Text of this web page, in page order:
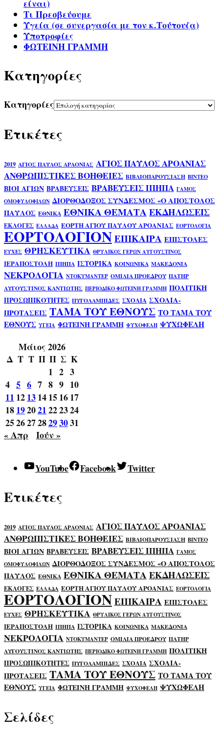
είναι)
Τι Πρεσβεύουμε
Υγεία (σε συνεργασία με τον κ.Τούτουζα)
Υποτροφίες
ΦΩΤΕΙΝΗ ΓΡΑΜΜΗ
Kατηγορίες
Kατηγορίες
Ετικέτες
2019 ΑΓΙΟΣ ΠΑΥΛΟΣ ΑΡΑΟΝΙΑΣ ΑΓΙΟΣ ΠΑΥΛΟΣ ΑΡΟΑΝΙΑΣ
ΑΝΘΡΩΠΙΣΤΙΚΕΣ ΒΟΗΘΕΙΕΣ ΒΙΒΛΙΟΠΑΡΟΥΣΙΑΣΗ ΒΙΝΤΕΟ
ΒΙΟΙ ΑΓΙΩΝ ΒΡΑΒΕΥΣΕΙΣ ΒΡΑΒΕΥΣΕΙΣ ΙΠΗΠΑ ΓΑΜΟΣ
ΟΜΟΦΥΛΟΦΙΛΩΝ ΔΙΟΡΘΟΔΟΞΟΣ ΣΥΝΔΕΣΜΟΣ «Ο ΑΠΟΣΤΟΛΟΣ
ΠΑΥΛΟΣ ΕΘΝΙΚΑ ΕΘΝΙΚΑ ΘΕΜΑΤΑΕΚΔΗΛΩΣΕΙΣ
ΕΚΛΟΓΕΣ ΕΛΛΑΔΑ ΕΟΡΤΗ ΑΓΙΟΥ ΠΑΥΛΟΥ ΑΡΟΑΝΙΑΣ ΕΟΡΤΟΛΟΓΙΑ
ΕΟΡΤΟΛΟΓΙΟΝΕΠΙΚΑΙΡΑ ΕΠΙΣΤΟΛΕΣ
ΕΥΧΕΣ ΘΡΗΣΚΕΥΤΙΚΑ ΘΡΥΛΙΚΟΣ ΓΕΡΩΝ ΑΥΓΟΥΣΤΙΝΟΣ
ΙΕΡΑΠΟΣΤΟΛΗ ΙΠΗΠΑ ΙΣΤΟΡΙΚΑ ΚΟΙΝΩΝΙΚΑ ΜΑΚΕΔΟΝΙΑ
ΝΕΚΡΟΛΟΓΙΑ ΝΤΟΚΥΜΑΝΤΕΡ ΟΜΙΛΙΑ ΠΡΟΕΔΡΟΥ ΠΑΤΗΡ
ΑΥΓΟΥΣΤΙΝΟΣ ΚΑΝΤΙΩΤΗΣ ΠΕΡΙΟΔΙΚΟ ΦΩΤΕΙΝΗ ΓΡΑΜΜΗ ΠΟΛΙΤΙΚΗ
ΠΡΟΣΩΠΙΚΟΤΗΤΕΣ ΠΥΓΟΛΑΜΠΙΔΕΣ ΣΧΟΛΙΑ ΣΧΟΛΙΑ-
ΠΡΟΤΑΣΕΙΣ ΤΑΜΑ ΤΟΥ ΕΘΝΟΥΣ ΤΟ ΤΑΜΑ ΤΟΥ
ΕΘΝΟΥΣ ΥΓΕΙΑ ΦΩΤΕΙΝΗ ΓΡΑΜΜΗ ΨΥΧΟΦΕΛΗ ΨΥΧΩΦΕΛΗ
Μάιος 2026
Δ Τ Τ Π Π Σ Κ
1 2 3
4 5 6 7 8 9 10
11 121314151617
18192021222324
25262728293031
« Απρ
Ιούν »
YouTube Facebook Twitter
Ετικέτες
2019 ΑΓΙΟΣ ΠΑΥΛΟΣ ΑΡΑΟΝΙΑΣ ΑΓΙΟΣ ΠΑΥΛΟΣ ΑΡΟΑΝΙΑΣ
ΑΝΘΡΩΠΙΣΤΙΚΕΣ ΒΟΗΘΕΙΕΣ ΒΙΒΛΙΟΠΑΡΟΥΣΙΑΣΗ ΒΙΝΤΕΟ
ΒΙΟΙ ΑΓΙΩΝ ΒΡΑΒΕΥΣΕΙΣ ΒΡΑΒΕΥΣΕΙΣ ΙΠΗΠΑ ΓΑΜΟΣ
ΟΜΟΦΥΛΟΦΙΛΩΝ ΔΙΟΡΘΟΔΟΞΟΣ ΣΥΝΔΕΣΜΟΣ «Ο ΑΠΟΣΤΟΛΟΣ
ΠΑΥΛΟΣ ΕΘΝΙΚΑ ΕΘΝΙΚΑ ΘΕΜΑΤΑΕΚΔΗΛΩΣΕΙΣ
ΕΚΛΟΓΕΣ ΕΛΛΑΔΑ ΕΟΡΤΗ ΑΓΙΟΥ ΠΑΥΛΟΥ ΑΡΟΑΝΙΑΣ ΕΟΡΤΟΛΟΓΙΑ
ΕΟΡΤΟΛΟΓΙΟΝΕΠΙΚΑΙΡΑ ΕΠΙΣΤΟΛΕΣ
ΕΥΧΕΣ ΘΡΗΣΚΕΥΤΙΚΑ ΘΡΥΛΙΚΟΣ ΓΕΡΩΝ ΑΥΓΟΥΣΤΙΝΟΣ
ΙΕΡΑΠΟΣΤΟΛΗ ΙΠΗΠΑ ΙΣΤΟΡΙΚΑ ΚΟΙΝΩΝΙΚΑ ΜΑΚΕΔΟΝΙΑ
ΝΕΚΡΟΛΟΓΙΑ ΝΤΟΚΥΜΑΝΤΕΡ ΟΜΙΛΙΑ ΠΡΟΕΔΡΟΥ ΠΑΤΗΡ
ΑΥΓΟΥΣΤΙΝΟΣ ΚΑΝΤΙΩΤΗΣ ΠΕΡΙΟΔΙΚΟ ΦΩΤΕΙΝΗ ΓΡΑΜΜΗ ΠΟΛΙΤΙΚΗ
ΠΡΟΣΩΠΙΚΟΤΗΤΕΣ ΠΥΓΟΛΑΜΠΙΔΕΣ ΣΧΟΛΙΑ ΣΧΟΛΙΑ-
ΠΡΟΤΑΣΕΙΣ ΤΑΜΑ ΤΟΥ ΕΘΝΟΥΣ ΤΟ ΤΑΜΑ ΤΟΥ
ΕΘΝΟΥΣ ΥΓΕΙΑ ΦΩΤΕΙΝΗ ΓΡΑΜΜΗ ΨΥΧΟΦΕΛΗ ΨΥΧΩΦΕΛΗ
Σελίδες